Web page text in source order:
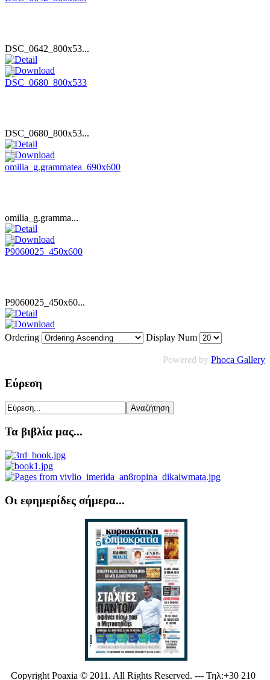
DSC_0642_800x53...
DSC_0680_800x53...
omilia_g.gramma...
P9060025_450x60...
Ordering Display Num
Powered by Phoca Gallery
Εύρεση
Τα βιβλία μας...
Οι εφημερίδες σήμερα...
Copyright Poaxia © 2011. All Rights Reserved. --- Τηλ:+30 210